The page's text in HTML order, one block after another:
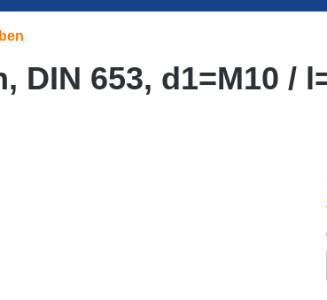
DIN 653, d1=M10 /